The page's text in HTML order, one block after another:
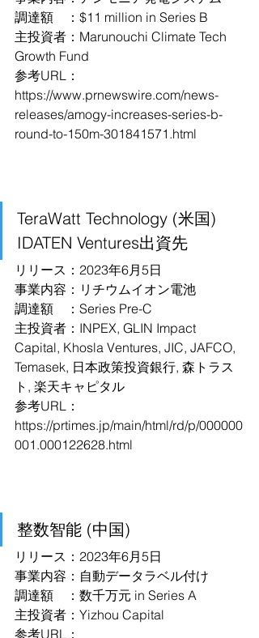
調達額　：$11 million in Series B
主投資者：Marunouchi Climate Tech
Growth Fund
参考URL：
https://www.prnewswire.com/news-
releases/amogy-increases-series-b-
round-to-150m-301841571.html
TeraWatt Technology (米国)
IDATEN Ventures出資先
リリース：2023年6月5日
事業内容：リチウムイオン電池
調達額　：Series Pre-C
主投資者：INPEX, GLIN Impact
Capital, Khosla Ventures, JIC, JAFCO,
Temasek, 日本政策投資銀行, 森トラス
ト, 楽天キャピタル
参考URL：
https://prtimes.jp/main/html/rd/p/000000
001.000122628.html
整数智能 (中国)
リリース：2023年6月5日
事業内容：自動データラベル付け
調達額　：数千万元 in Series A
主投資者：Yizhou Capital
参考URL：